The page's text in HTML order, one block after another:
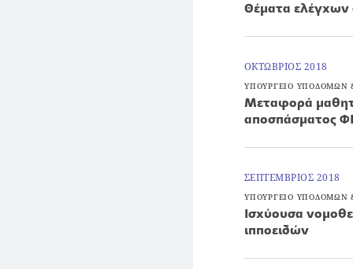
Θέματα
ΟΚΤΩΒΡΙΟΣ 2018
ΥΠΟΥΡΓΕΙΟ
Μεταφορά
αποσπάσματος
ΣΕΠΤΕΜΒΡΙΟΣ 2018
ΥΠΟΥΡΓΕΙΟ
Ισχύουσα
ιπποειδών